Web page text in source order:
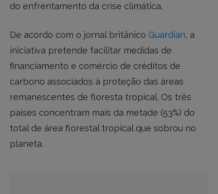
do enfrentamento da crise climática.
De acordo com o jornal britânico Guardian, a
iniciativa pretende facilitar medidas de
financiamento e comércio de créditos de
carbono associados à proteção das áreas
remanescentes de floresta tropical. Os três
países concentram mais da metade (53%) do
total de área florestal tropical que sobrou no
planeta.